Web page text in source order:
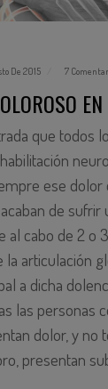
De 2015 7
que todos
ese dolor
de sufrir
al cabo de 2 o
la articulación
a dicha
las personas
dolor, y no
presentan